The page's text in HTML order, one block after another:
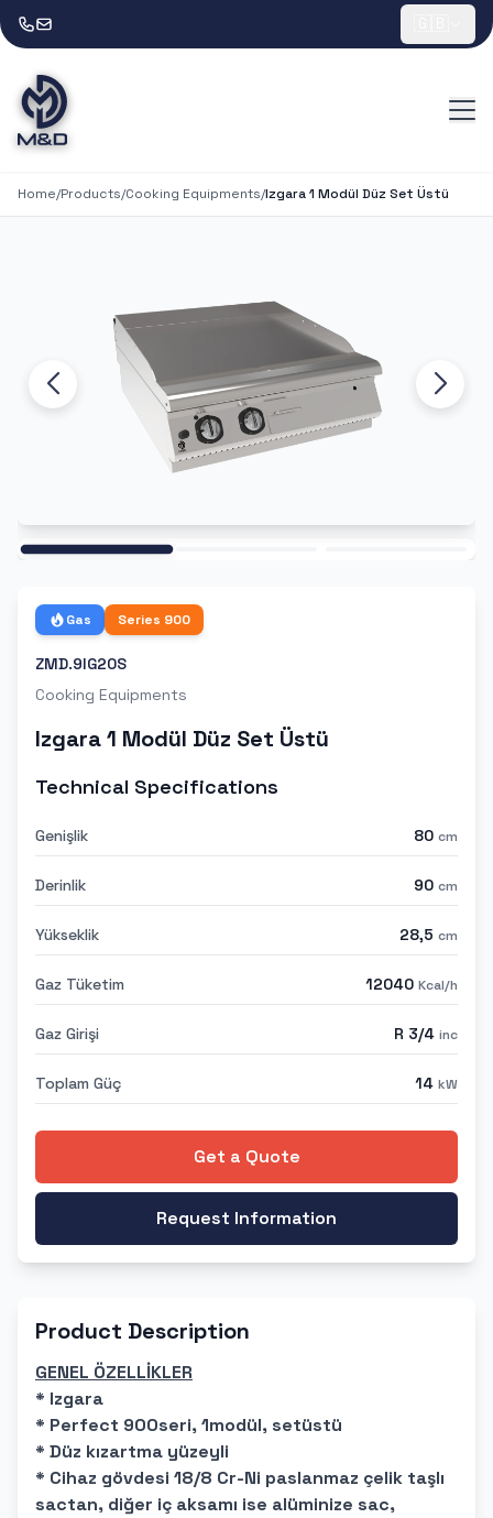
Home/Products/Cooking Equipments/Izgara 1 Modül Düz Set Üstü
Gas Series 900
ZMD.9IG20S
Cooking Equipments
Izgara 1 Modül Düz Set Üstü
Technical Specifications
Genişlik 80 cm
Derinlik 90 cm
Yükseklik 28,5 cm
Gaz Tüketim 12040 Kcal/h
Gaz Girişi R 3/4 inc
Toplam Güç 14 kW
Get a Quote
Request Information
Product Description
GENEL ÖZELLİKLER
* Izgara
* Perfect 900seri, 1modül, setüstü
* Düz kızartma yüzeyli
* Cihaz gövdesi 18/8 Cr-Ni paslanmaz çelik taşlı
sactan, diğer iç aksamı ise alüminize sac,